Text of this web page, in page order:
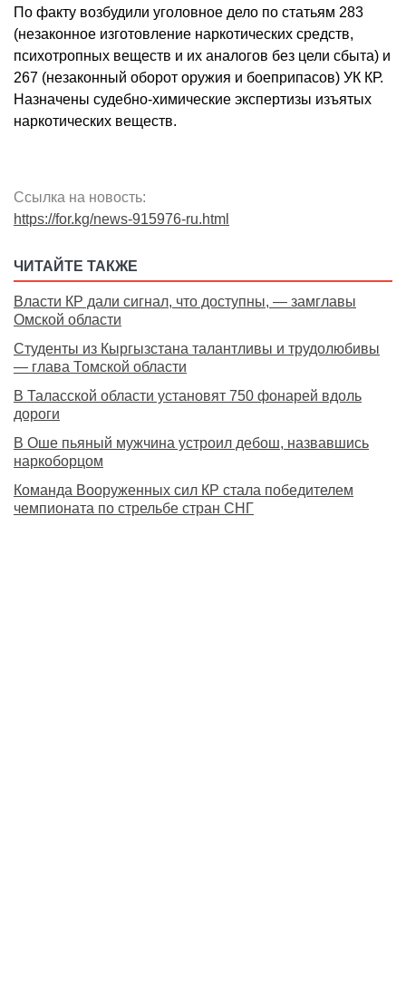
По факту возбудили уголовное дело по статьям 283
(незаконное изготовление наркотических средств,
психотропных веществ и их аналогов без цели сбыта) и
267 (незаконный оборот оружия и боеприпасов) УК КР.
Назначены судебно-химические экспертизы изъятых
наркотических веществ.
Ссылка на новость:
https://for.kg/news-915976-ru.html
ЧИТАЙТЕ ТАКЖЕ
Власти КР дали сигнал, что доступны, — замглавы
Омской области
Студенты из Кыргызстана талантливы и трудолюбивы
— глава Томской области
В Таласской области установят 750 фонарей вдоль
дороги
В Оше пьяный мужчина устроил дебош, назвавшись
наркоборцом
Команда Вооруженных сил КР стала победителем
чемпионата по стрельбе стран СНГ